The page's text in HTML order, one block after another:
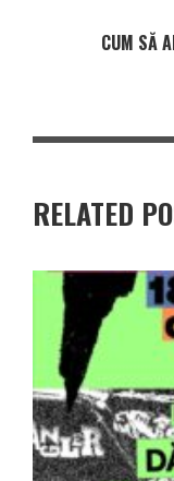
CUM SĂ
RELATED